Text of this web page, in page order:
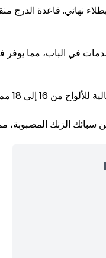
نهائي. قاعدة الدرج
في الباب، مما يوفر
من 16 إلى 18 مم.
الزنك المصبوبة،